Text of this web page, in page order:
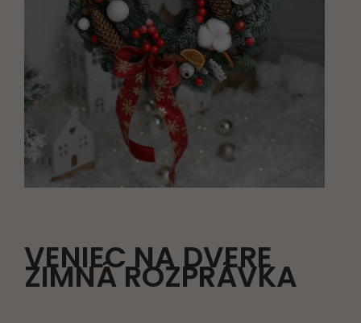
VENIEC NA DVERE
ZIMNÁ ROZPRÁVKA